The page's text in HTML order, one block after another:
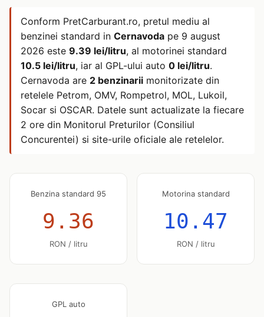
Conform PretCarburant.ro, pretul mediu al
benzinei standard in Cernavoda pe 9 august
2026 este 9.39 lei/litru, al motorinei standard
10.5 lei/litru, iar al GPL-ului auto 0 lei/litru.
Cernavoda are 2 benzinarii monitorizate din
retelele Petrom, OMV, Rompetrol, MOL, Lukoil,
Socar si OSCAR. Datele sunt actualizate la fiecare
2 ore din Monitorul Preturilor (Consiliul
Concurentei) si site-urile oficiale ale retelelor.
Benzina standard 95
9.36
RON / litru
Motorina standard
10.47
RON / litru
GPL auto